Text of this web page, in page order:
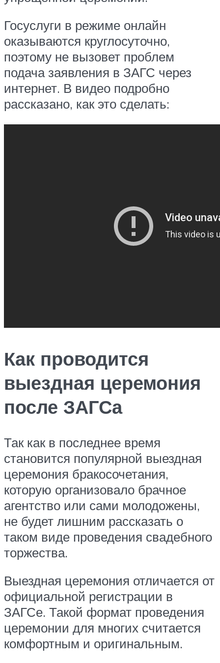
Госуслуги в режиме онлайн
оказываются круглосуточно,
поэтому не вызовет проблем
подача заявления в ЗАГС через
интернет. В видео подробно
рассказано, как это сделать:
Как проводится
выездная церемония
после ЗАГСа
Так как в последнее время
становится популярной выездная
церемония бракосочетания,
которую организовало брачное
агентство или сами молодожены,
не будет лишним рассказать о
таком виде проведения свадебного
торжества.
Выездная церемония отличается от
официальной регистрации в
ЗАГСе. Такой формат проведения
церемонии для многих считается
комфортным и оригинальным.